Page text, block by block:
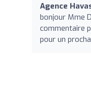
Agence
bonjour Mme
commentaire
pour un